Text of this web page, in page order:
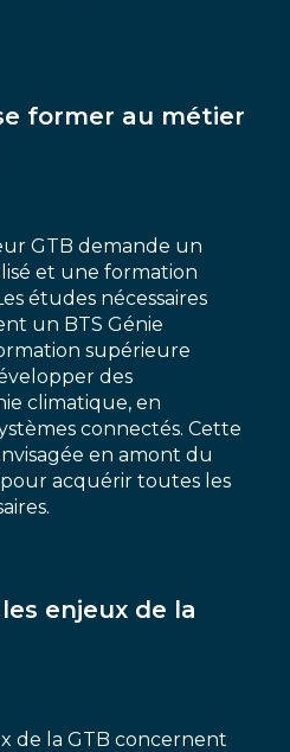
former au métier
GTB demande un
et une formation
études nécessaires
un BTS Génie
supérieure
des
climatique, en
connectés. Cette
en amont du
acquérir toutes les
enjeux de la
de la GTB concernent